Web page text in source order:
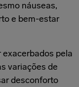
náuseas,
e bem-estar
pela
variações de
desconforto